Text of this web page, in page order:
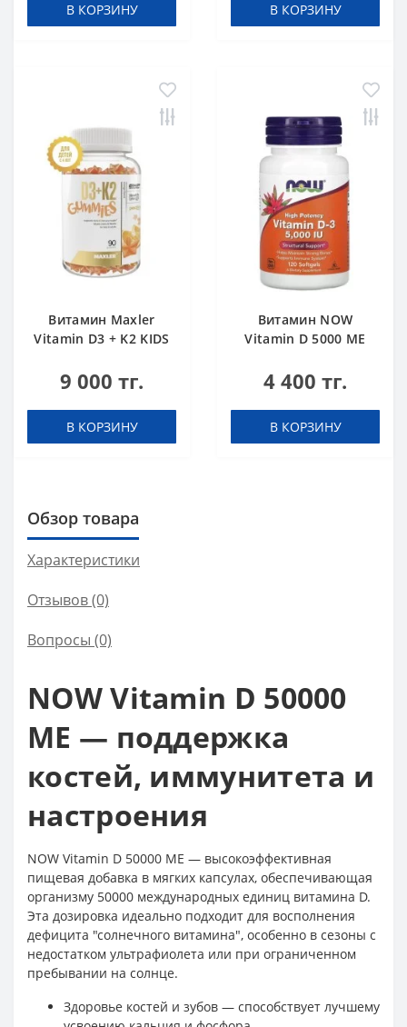
В КОРЗИНУ В КОРЗИНУ
Витамин Maxler
Vitamin D3 + K2 KIDS
9 000 тг.
В КОРЗИНУ
Витамин NOW
Vitamin D 5000 ME
4 400 тг.
В КОРЗИНУ
Обзор товара
Характеристики
Отзывов (0)
Вопросы (0)
NOW Vitamin D 50000
МЕ — поддержка
костей, иммунитета и
настроения
NOW Vitamin D 50000 МЕ — высокоэффективная
пищевая добавка в мягких капсулах, обеспечивающая
организму 50000 международных единиц витамина D.
Эта дозировка идеально подходит для восполнения
дефицита "солнечного витамина", особенно в сезоны с
недостатком ультрафиолета или при ограниченном
пребывании на солнце.
Здоровье костей и зубов — способствует лучшему